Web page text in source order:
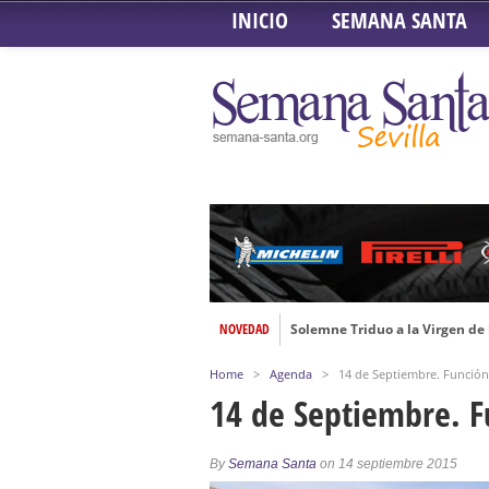
INICIO SEMANA SANTA
NOVEDAD
Solemne Triduo a la Virgen
Solemne y devoto
Función Principal de Instituto
Home > Agenda > 14 de Septiembre.
14 de Septiembre.
BySemana Santa on 14 septiembre 2015